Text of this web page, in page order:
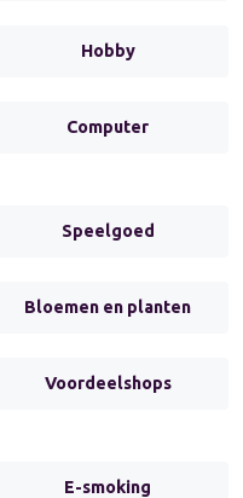
Hobby
Computer
Speelgoed
Bloemen en planten
Voordeelshops
E-smoking